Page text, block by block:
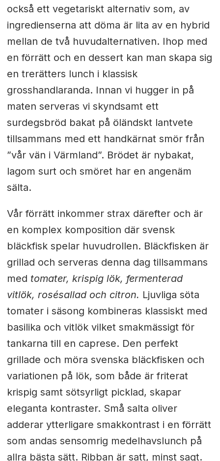
också ett vegetariskt alternativ som, av
ingredienserna att döma är lita av en hybrid
mellan de två huvudalternativen. Ihop med
en förrätt och en dessert kan man skapa sig
en trerätters lunch i klassisk
grosshandlaranda. Innan vi hugger in på
maten serveras vi skyndsamt ett
surdegsbröd bakat på öländskt lantvete
tillsammans med ett handkärnat smör från
”vår vän i Värmland”. Brödet är nybakat,
lagom surt och smöret har en angenäm
sälta.
Vår förrätt inkommer strax därefter och är
en komplex komposition där svensk
bläckfisk spelar huvudrollen. Bläckfisken är
grillad och serveras denna dag tillsammans
med tomater, krispig lök, fermenterad
vitlök, rosésallad och citron. Ljuvliga söta
tomater i säsong kombineras klassiskt med
basilika och vitlök vilket smakmässigt för
tankarna till en caprese. Den perfekt
grillade och möra svenska bläckfisken och
variationen på lök, som både är friterat
krispig samt sötsyrligt picklad, skapar
eleganta kontraster. Små salta oliver
adderar ytterligare smakkontrast i en förrätt
som andas sensomrig medelhavslunch på
allra bästa sätt. Ribban är satt, minst sagt.